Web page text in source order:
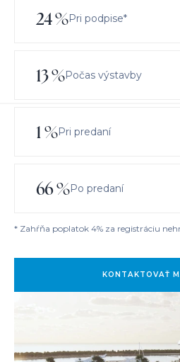
24%Pri podpise*
13%Počas výstavby
1%Pri predaní
66%Po predaní
* Zahŕňa poplatok 4% za registráciu
KONTAKTOVAŤ